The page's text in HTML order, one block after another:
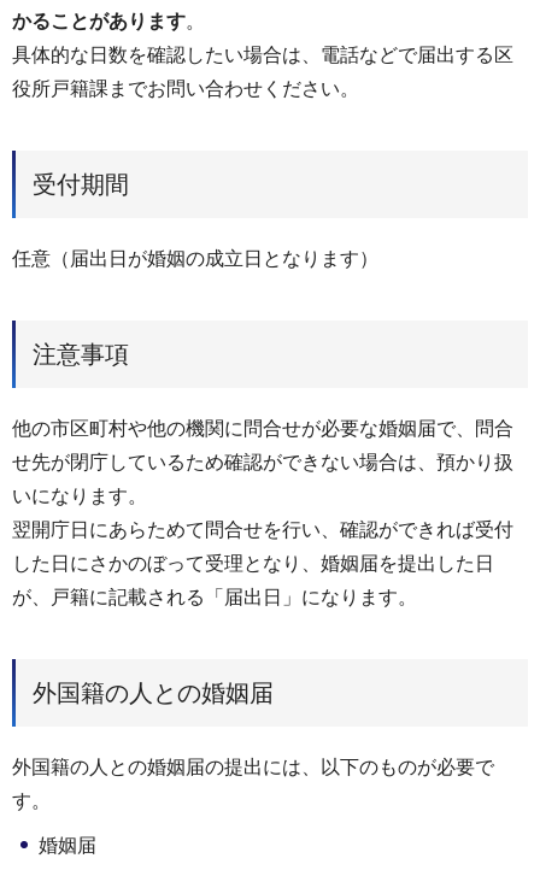
かることがあります。
具体的な日数を確認したい場合は、電話などで届出する区
役所戸籍課までお問い合わせください。
受付期間
任意（届出日が婚姻の成立日となります）
注意事項
他の市区町村や他の機関に問合せが必要な婚姻届で、問合
せ先が閉庁しているため確認ができない場合は、預かり扱
いになります。
翌開庁日にあらためて問合せを行い、確認ができれば受付
した日にさかのぼって受理となり、婚姻届を提出した日
が、戸籍に記載される「届出日」になります。
外国籍の人との婚姻届
外国籍の人との婚姻届の提出には、以下のものが必要で
す。
婚姻届